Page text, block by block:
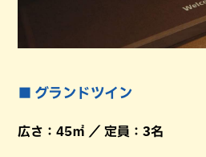
■ グランドツイン
広さ：45㎡ ／ 定員：3名